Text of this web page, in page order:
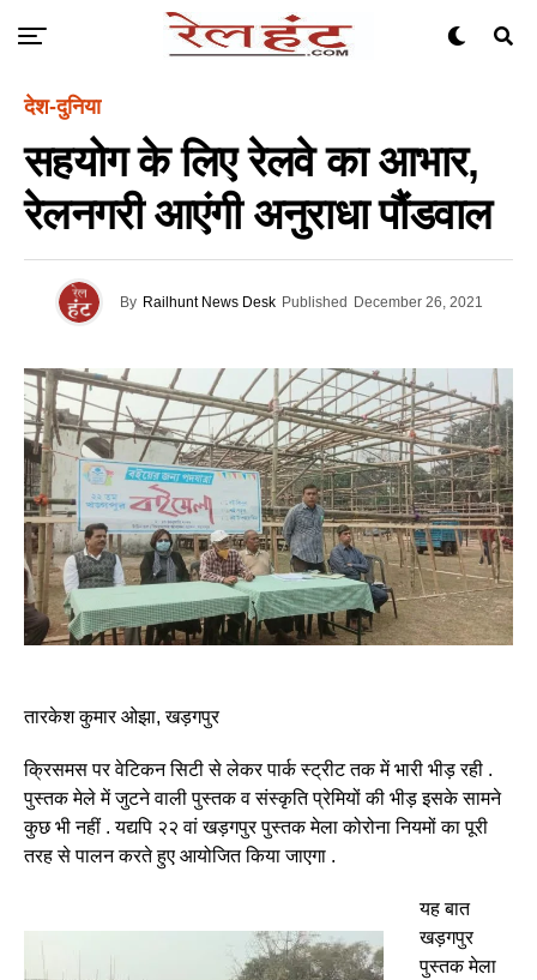
देश-दुनिया
सहयोग के लिए रेलवे का आभार,
रेलनगरी आएंगी अनुराधा पौंडवाल
By Railhunt News Desk Published December 26, 2021
तारकेश कुमार ओझा, खड़गपुर
क्रिसमस पर वेटिकन सिटी से लेकर पार्क स्ट्रीट तक में भारी भीड़ रही .
पुस्तक मेले में जुटने वाली पुस्तक व संस्कृति प्रेमियों की भीड़ इसके सामने
कुछ भी नहीं . यद्यपि २२ वां खड़गपुर पुस्तक मेला कोरोना नियमों का पूरी
तरह से पालन करते हुए आयोजित किया जाएगा .
यह बात
खड़गपुर
पुस्तक मेला